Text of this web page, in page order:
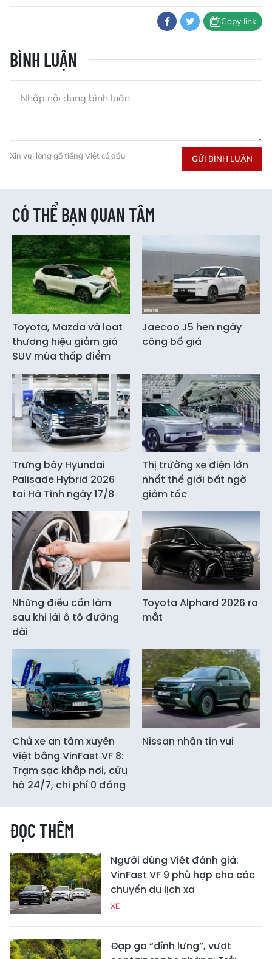
Copy link
BÌNH LUẬN
Xin vui lòng gõ tiếng Việt có dấu GỬI BÌNH LUẬN
CÓ THỂ BẠN QUAN TÂM
Toyota, Mazda và loạt
thương hiệu giảm giá
SUV mùa thấp điểm
Jaecoo J5 hẹn ngày
công bố giá
Trưng bày Hyundai
Palisade Hybrid 2026
tại Hà Tĩnh ngày 17/8
Thị trường xe điện lớn
nhất thế giới bất ngờ
giảm tốc
Những điều cần làm
sau khi lái ô tô đường
dài
Toyota Alphard 2026 ra
mắt
Chủ xe an tâm xuyên
Việt bằng VinFast VF 8:
Trạm sạc khắp nơi, cứu
hộ 24/7, chi phí 0 đồng
Nissan nhận tin vui
ĐỌC THÊM
Người dùng Việt đánh giá:
VinFast VF 9 phù hợp cho các
chuyến du lịch xa
XE
Đạp ga “dính lưng”, vượt